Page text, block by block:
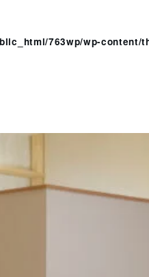
763wp/wp-content/